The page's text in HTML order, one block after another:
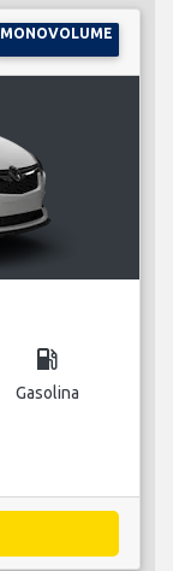
MONOVOLUME
local_gas_station
Gasolina